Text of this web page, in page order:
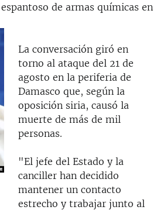
de armas químicas en
La conversación giró en
torno al ataque del 21 de
agosto en la periferia de
Damasco que, según la
oposición siria, causó la
muerte de más de mil
personas.
"El jefe del Estado y la
canciller han decidido
mantener un contacto
estrecho y trabajar junto al